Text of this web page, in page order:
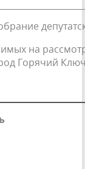
на
Горячий